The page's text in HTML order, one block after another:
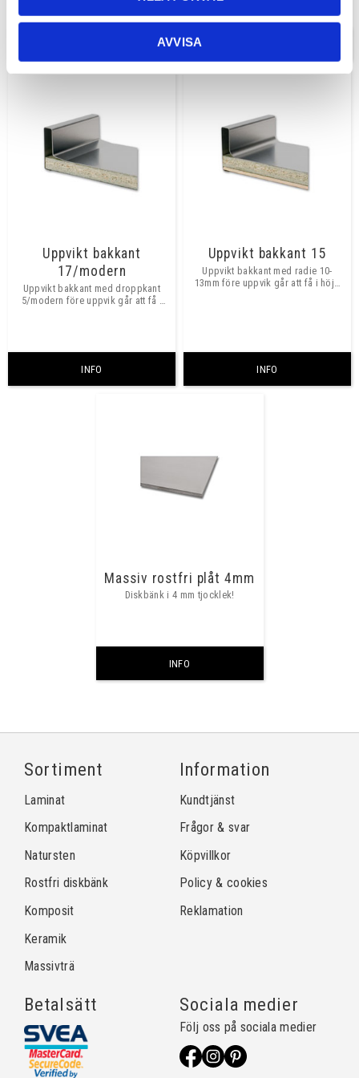
AVVISA
Uppvikt bakkant
17/modern
Uppvikt bakkant med droppkant
5/modern före uppvik går att få i
INFO
Uppvikt bakkant 15
Uppvikt bakkant med radie 10-
13mm före uppvik går att få i höjd
INFO
Massiv rostfri plåt 4mm
Diskbänk i 4 mm tjocklek!
INFO
Sortiment
Laminat
Kompaktlaminat
Natursten
Rostfri diskbänk
Komposit
Keramik
Massivträ
Information
Kundtjänst
Frågor & svar
Köpvillkor
Policy & cookies
Reklamation
Betalsätt Sociala medier
Följ oss på sociala medier